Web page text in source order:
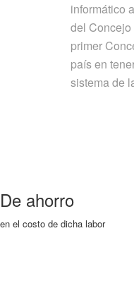
informático
del
primer
país en
sistema de
De ahorro
en el costo de dicha labor